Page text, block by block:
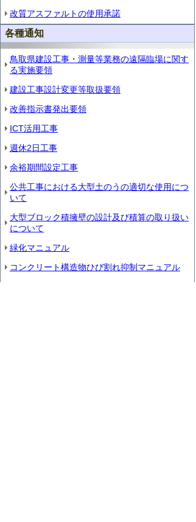
改質アスファルトの使用承諾
各種通知
鳥取県建設工事・測量等業務の遠隔臨場に関す
る実施要領
建設工事設計変更等取扱要領
改善指示書発出要領
ICT活用工事
週休2日工事
余裕期間設定工事
公共工事における大型土のうの適切な使用につ
いて
大型ブロック積擁壁の設計及び積算の取り扱い
について
緑化マニュアル
コンクリート構造物ひび割れ抑制マニュアル